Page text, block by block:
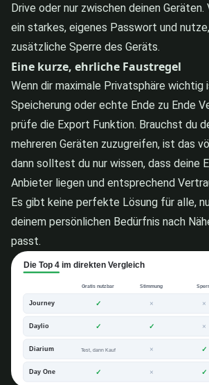
Drive oder nur zwischen deinen Geräten.
ein starkes, eigenes Passwort und
zusätzliche Sperre des Geräts.
Eine kurze, ehrliche Faustregel
Wenn dir maximale Privatsphäre wichtig
Speicherung oder echte Ende zu Ende
prüfe die Export Funktion. Brauchst du
mehreren Geräten zuzugreifen, ist das
dann solltest du nur wissen, dass deine
Anbieter liegen und entsprechend
Es gibt keine perfekte Lösung für alle,
deinem persönlichen Bedürfnis nach
passt.